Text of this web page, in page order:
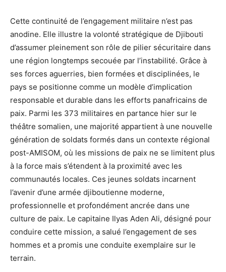
Cette continuité de l’engagement militaire n’est pas
anodine. Elle illustre la volonté stratégique de Djibouti
d’assumer pleinement son rôle de pilier sécuritaire dans
une région longtemps secouée par l’instabilité. Grâce à
ses forces aguerries, bien formées et disciplinées, le
pays se positionne comme un modèle d’implication
responsable et durable dans les efforts panafricains de
paix. Parmi les 373 militaires en partance hier sur le
théâtre somalien, une majorité appartient à une nouvelle
génération de soldats formés dans un contexte régional
post-AMISOM, où les missions de paix ne se limitent plus
à la force mais s’étendent à la proximité avec les
communautés locales. Ces jeunes soldats incarnent
l’avenir d’une armée djiboutienne moderne,
professionnelle et profondément ancrée dans une
culture de paix. Le capitaine Ilyas Aden Ali, désigné pour
conduire cette mission, a salué l’engagement de ses
hommes et a promis une conduite exemplaire sur le
terrain.